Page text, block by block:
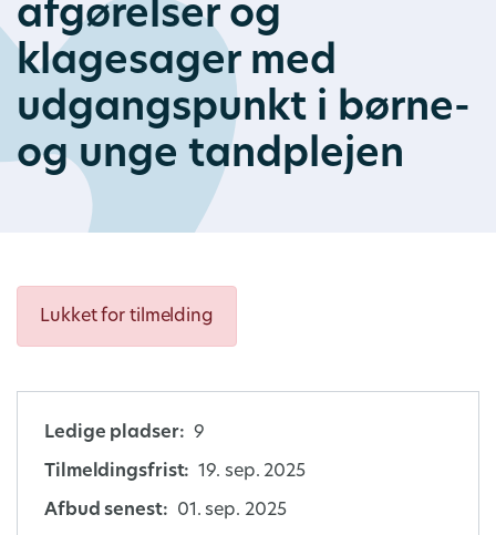
afgørelser og
klagesager med
udgangspunkt i børne-
og unge tandplejen
Lukket for tilmelding
Ledige pladser: 9
Tilmeldingsfrist: 19. sep. 2025
Afbud senest: 01. sep. 2025